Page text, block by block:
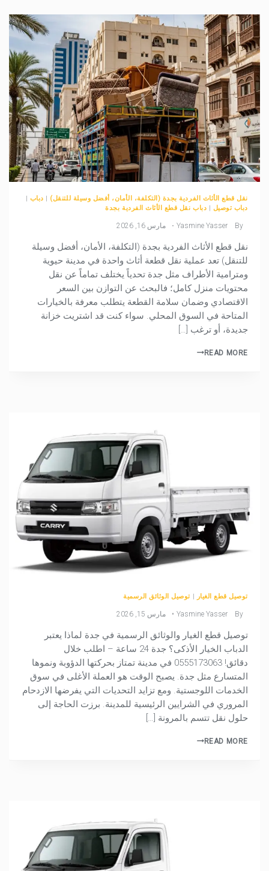
نقل قطع الأثاث الفردية بجدة (التكلفة، الأمان، أفضل وسيلة للتنقل) | دباب |
دباب توصيل | دباب نقل قطع الأثاث الفردية بجدة
By
Yasmine Yasser مارس 16, 2026
نقل قطع الأثاث الفردية بجدة (التكلفة، الأمان، أفضل وسيلة
للتنقل) تعد عملية نقل قطعة أثاث واحدة في مدينة حيوية
ومترامية الأطراف مثل جدة تحدياً يختلف تماماً عن نقل
محتويات منزل كامل؛ فالبحث عن التوازن بين السعر
الاقتصادي وضمان سلامة القطعة يتطلب معرفة بالخيارات
المتاحة في السوق المحلي. سواء كنت قد اشتريت خزانة
جديدة، أو ترغب […]
READ MORE
توصيل قطع الغيار | توصيل الوثائق الرسمية
By
Yasmine Yasser مارس 15, 2026
توصيل قطع الغيار والوثائق الرسمية في جدة لماذا يعتبر
الدباب الخيار الأذكى؟ جدة 24 ساعة – اطلب خلال
دقائق! 0555173063 في مدينة تمتاز بحركتها الدؤوبة ونموها
المتسارع مثل جدة. يصبح الوقت هو العملة الأغلى في سوق
الخدمات اللوجستية. ومع تزايد التحديات التي يفرضها الازدحام
المروري في الشرايين الرئيسية للمدينة. برزت الحاجة إلى
حلول نقل تتسم بالمرونة […]
READ MORE